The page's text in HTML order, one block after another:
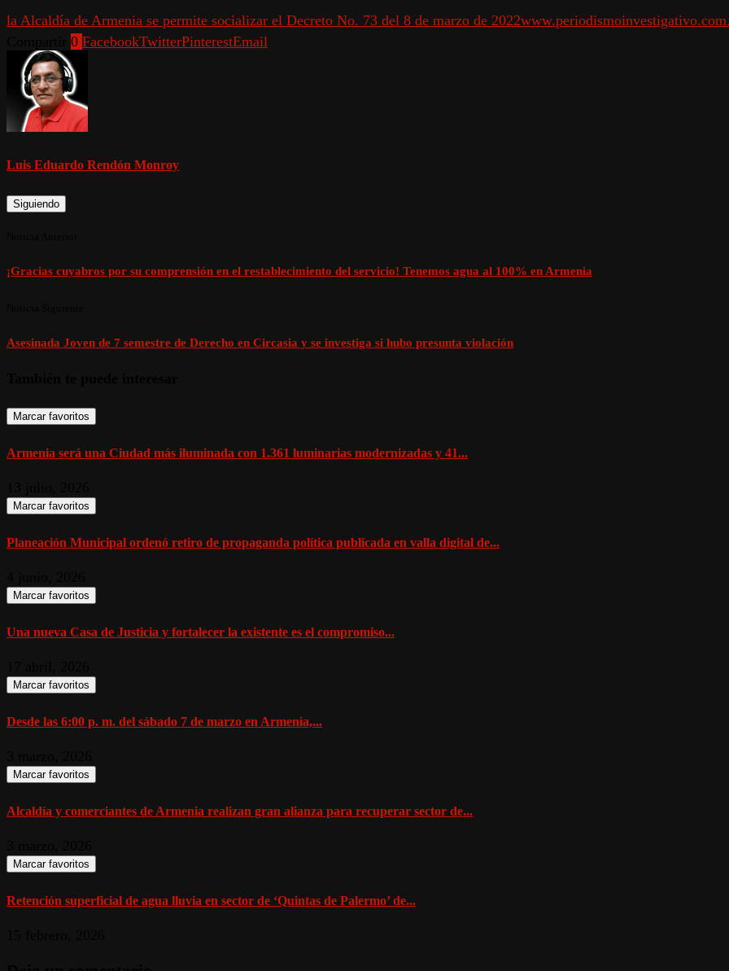
la Alcaldía de Armenia se permite socializar el Decreto No. 73 del 8 de marzo de 2022
0 FacebookTwitterPinterestEmail
Luis Eduardo Rendón Monroy
Siguiendo
¡Gracias cuyabros por su comprensión en el restablecimiento del servicio! Tenemos agua al 100% en Armenia
Asesinada Joven de 7 semestre de Derecho en Circasia y se investiga si hubo presunta violación
Marcar favoritos
Armenia será una Ciudad más iluminada con 1.361 luminarias modernizadas y 41...
Marcar favoritos
Planeación Municipal ordenó retiro de propaganda política publicada en valla digital de...
Marcar favoritos
Una nueva Casa de Justicia y fortalecer la existente es el compromiso...
Marcar favoritos
Desde las 6:00 p. m. del sábado 7 de marzo en Armenia,...
Marcar favoritos
Alcaldía y comerciantes de Armenia realizan gran alianza para recuperar sector de...
Marcar favoritos
Retención superficial de agua lluvia en sector de ‘Quintas de Palermo’ de...